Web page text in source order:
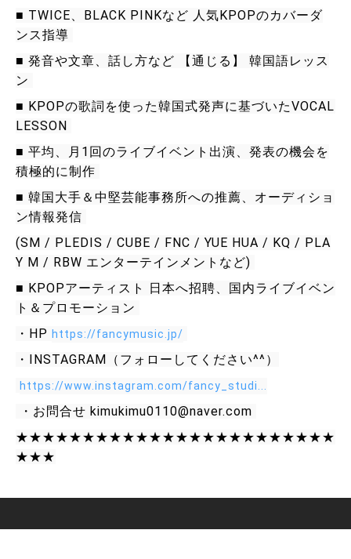
■ TWICE、BLACK PINKなど 人気KPOPのカバーダ
ンス指導
■ 発音や文章、話し方など 【通じる】 韓国語レッス
ン
■ KPOPの歌詞を使った韓国式発声に基づいたVOCAL
LESSON
■ 平均、月1回のライブイベント出演、発表の機会を
積極的に制作
■ 韓国大手＆中堅芸能事務所への推薦、オーディショ
ン情報発信
(SM / PLEDIS / CUBE / FNC / YUE HUA / KQ / PLA
Y M / RBW エンターテインメントなど)
■ KPOPアーティスト 日本へ招聘、国内ライブイベン
ト＆プロモーション
・HP https://fancymusic.jp/​
・INSTAGRAM（フォローしてください^^）
https://www.instagram.com/fancy_studi...
・お問合せ kimukimu0110@naver.com
★★★★★★★★★★★★★★★★★★★★★★★★
★★★